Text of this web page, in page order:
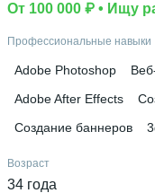
От 100 000 ₽ • Ищу
Профессиональные навыки
Adobe Photoshop
Adobe After Effects
Создание баннеров
Возраст
34 года